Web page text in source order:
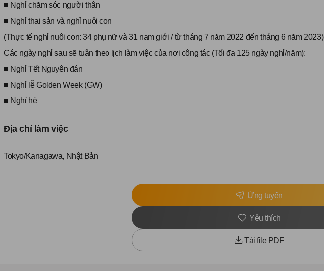
■ Nghỉ chăm sóc người thân
■ Nghỉ thai sản và nghỉ nuôi con
(Thực tế nghỉ nuôi con: 34 phụ nữ và 31 nam giới / từ tháng 7 năm 2022 đến tháng 6 năm 2023)
Các ngày nghỉ sau sẽ tuân theo lịch làm việc của nơi công tác (Tối đa 125 ngày nghỉ/năm):
■ Nghỉ Tết Nguyên đán
■ Nghỉ lễ Golden Week (GW)
■ Nghỉ hè
Địa chỉ làm việc
Tokyo/Kanagawa, Nhật Bản
Ứng tuyển
Yêu thích
Tải file PDF